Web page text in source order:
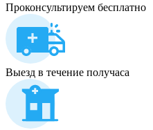
Проконсультируем бесплатно
Выезд в течение получаса